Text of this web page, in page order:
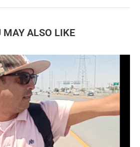
MAY ALSO LIKE